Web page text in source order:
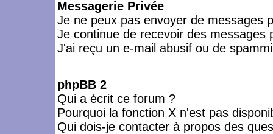
Messagerie Privée
Je ne peux pas envoyer de messages
Je continue de recevoir des messages
J'ai reçu un e-mail abusif ou de
phpBB 2
Qui a écrit ce forum ?
Pourquoi la fonction X n'est pas
Qui dois-je contacter à propos des